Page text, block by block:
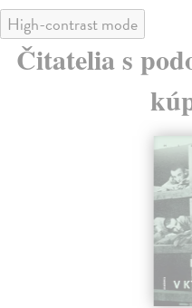
High-contrast mode
Čitatelia s